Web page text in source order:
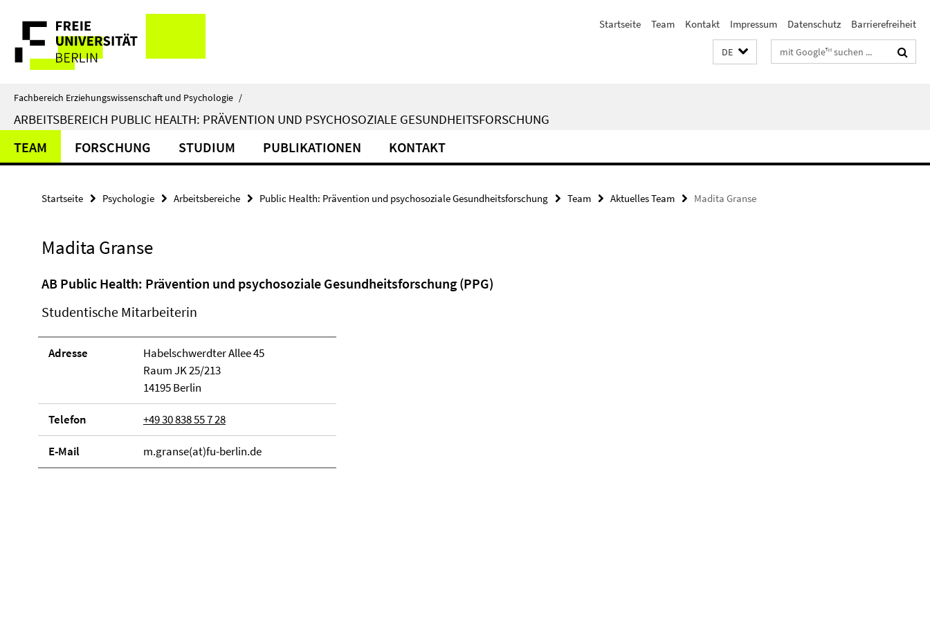
direkt
Inhalt
Service-
Navigation
Startseite Team Kontakt Impressum Datenschutz Barrierefreiheit
DE Suchbegriffe
Fachbereich Erziehungswissenschaft und Psychologie /
ARBEITSBEREICH PUBLIC HEALTH: PRÄVENTION UND PSYCHOSOZIALE GESUNDHEITSFORSCHUNG
TEAM FORSCHUNG STUDIUM PUBLIKATIONEN KONTAKT
Startseite Psychologie Arbeitsbereiche Public Health: Prävention und psychosoziale Gesundheitsforschung Team Aktuelles Team Madita Granse
Madita Granse
AB Public Health: Prävention und psychosoziale Gesundheitsforschung (PPG)
Studentische Mitarbeiterin
Adresse
Habelschwerdter Allee 45
Raum JK 25/213
14195 Berlin
Telefon +49 30 838 55 7 28
E-Mail m.granse(at)fu-berlin.de